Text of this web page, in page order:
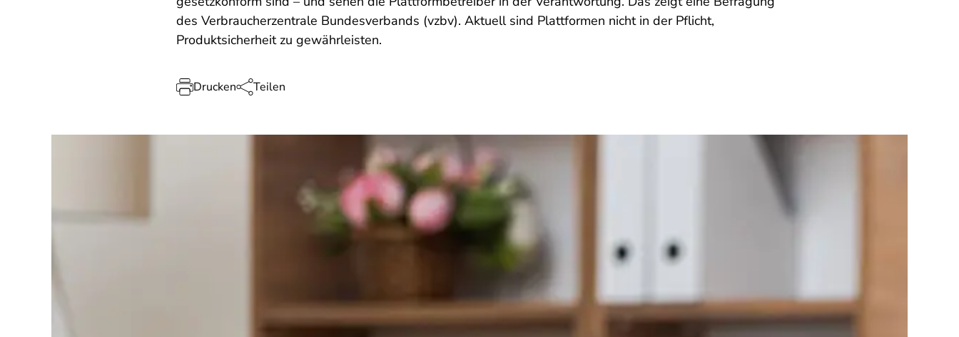
des Verbraucherzentrale Bundesverbands (vzbv). Aktuell sind Plattformen nicht in der Pflicht,
Produktsicherheit zu gewährleisten.
Drucken Teilen